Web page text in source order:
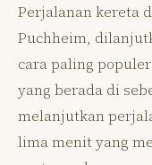
Perjalanan kereta
Puchheim,
cara paling
yang berada di
melanjutkan
lima menit yang